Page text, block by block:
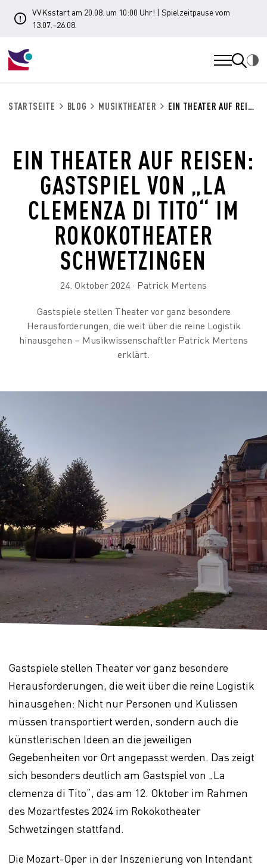
VVKsstart am 20.08. um 10:00 Uhr! | Spielzeitpause vom
13.07.–26.08.
STARTSEITE BLOG MUSIKTHEATER EIN THEATER AUF REISEN: GASTSPIEL VON „LA CLEMENZA DI TITO“ IM ROKOKOTHEATER SCHWETZINGEN
EIN THEATER AUF REISEN:
GASTSPIEL VON „LA
CLEMENZA DI TITO“ IM
ROKOKOTHEATER
SCHWETZINGEN
24. Oktober 2024 · Patrick Mertens
Gastspiele stellen Theater vor ganz besondere
Herausforderungen, die weit über die reine Logistik
hinausgehen – Musikwissenschaftler Patrick Mertens
erklärt.
Gastspiele stellen Theater vor ganz besondere
Herausforderungen, die weit über die reine Logistik
hinausgehen: Nicht nur Personen und Kulissen
müssen transportiert werden, sondern auch die
künstlerischen Ideen an die jeweiligen
Gegebenheiten vor Ort angepasst werden. Das zeigt
sich besonders deutlich am Gastspiel von „La
clemenza di Tito“, das am 12. Oktober im Rahmen
des Mozartfestes 2024 im Rokokotheater
Schwetzingen stattfand.
Die Mozart-Oper in der Inszenierung von Intendant